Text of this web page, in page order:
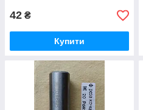
42 ₴
Купити